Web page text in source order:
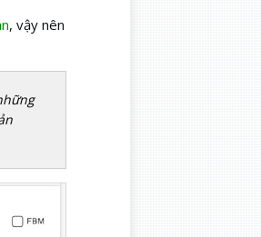
, vậy nên